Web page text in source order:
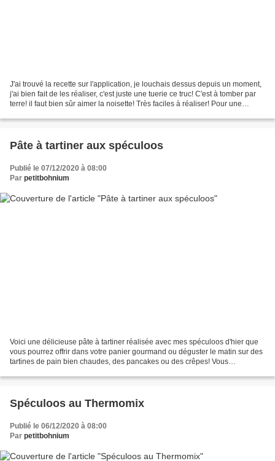
J'ai trouvé la recette sur l'application, je louchais dessus depuis un moment,
j'ai bien fait de les réaliser, c'est juste une tuerie ce truc! C'est à tomber par
terre! il faut bien sûr aimer la noisette! Très faciles à réaliser! Pour une
Pâte à tartiner aux spéculoos
Publié le 07/12/2020 à 08:00
Par petitbohnium
Voici une délicieuse pâte à tartiner réalisée avec mes spéculoos d'hier que
vous pourrez offrir dans votre panier gourmand ou déguster le matin sur des
tartines de pain bien chaudes, des pancakes ou des crêpes! Vous
Spéculoos au Thermomix
Publié le 06/12/2020 à 08:00
Par petitbohnium